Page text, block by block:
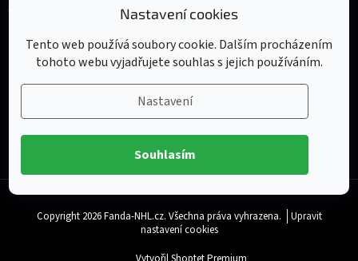
Nastavení cookies
Tento web používá soubory cookie. Dalším procházením
tohoto webu vyjadřujete souhlas s jejich používáním.
Nastavení
Souhlasím
Obchodní podmínky
Výměna nebo vrácení zboží
Copyright 2026Fanda-NHL.cz. Všechna práva vyhrazena.
Upravit
nastavení cookies